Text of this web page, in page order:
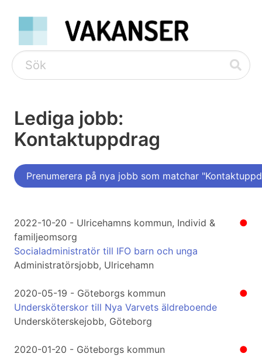
Lediga jobb:
Kontaktuppdrag
Prenumerera på nya jobb som matchar
●
2022-10-20 - Ulricehamns kommun, Individ &
familjeomsorg
Socialadministratör till IFO barn och unga
Administratörsjobb, Ulricehamn
●
2020-05-19 - Göteborgs kommun
Undersköterskor till Nya Varvets äldreboende
Undersköterskejobb, Göteborg
●
2020-01-20 - Göteborgs kommun